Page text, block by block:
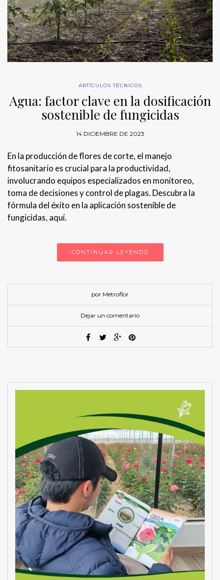
ARTÍCULOS TÉCNICOS
Agua: factor clave en la dosificación
sostenible de fungicidas
14 DICIEMBRE DE 2023
En la producción de flores de corte, el manejo
fitosanitario es crucial para la productividad,
involucrando equipos especializados en monitoreo,
toma de decisiones y control de plagas. Descubra la
fórmula del éxito en la aplicación sostenible de
fungicidas, aquí.
CONTINUAR LEYENDO
por Metroflor
Dejar un comentario